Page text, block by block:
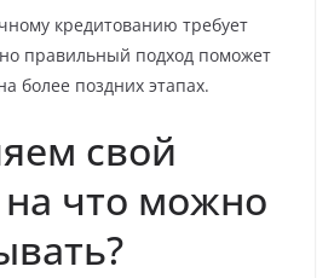
кредитованию требует
правильный подход поможет
более поздних этапах.
свой
что можно